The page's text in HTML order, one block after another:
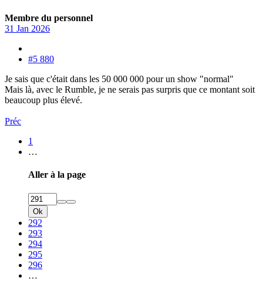
Membre du personnel
31 Jan 2026
#5 880
Je sais que c'était dans les 50 000 000 pour un show "normal"
Mais là, avec le Rumble, je ne serais pas surpris que ce montant soit
beaucoup plus élevé.
Préc
1
…
Aller à la page
Ok
292
293
294
295
296
…